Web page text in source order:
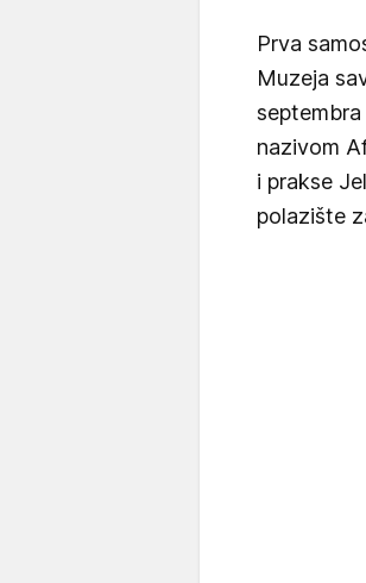
Prva
Muzeja
nazivom
i prakse
polazište